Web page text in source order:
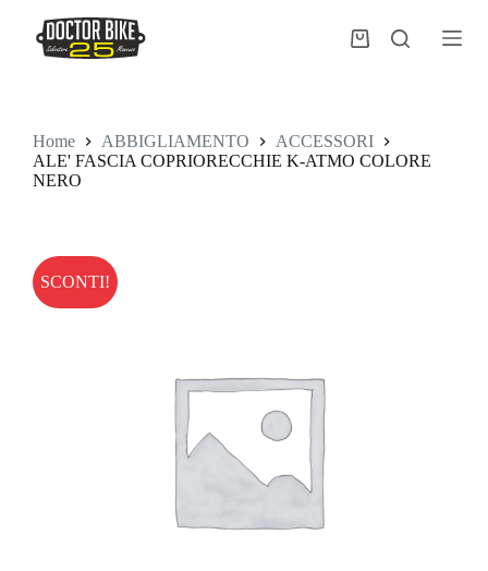
al
contenuto
Carrello
Home ABBIGLIAMENTO
ACCESSORI
ALE' FASCIA COPRIORECCHIE K-ATMO COLORE
NERO
SCONTI!